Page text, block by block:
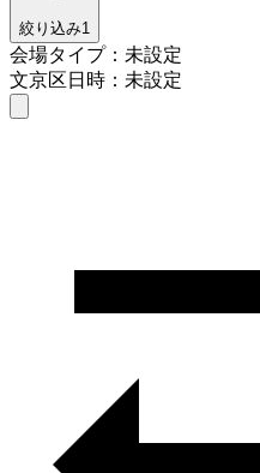
絞り込み1
会場タイプ：未設定
文京区日時：未設定